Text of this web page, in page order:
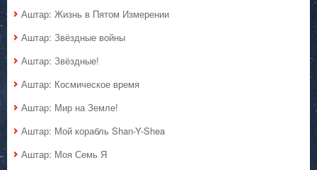
Аштар: Жизнь в Пятом Измерении
Аштар: Звёздные войны
Аштар: Звёздные!
Аштар: Космическое время
Аштар: Мир на Земле!
Аштар: Мой корабль Shan-Y-Shea
Аштар: Моя Семь Я